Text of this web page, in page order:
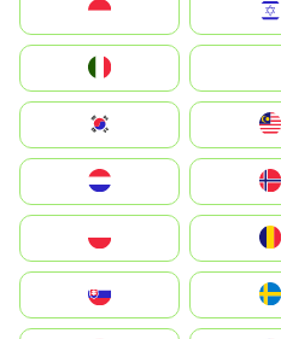
South Korea